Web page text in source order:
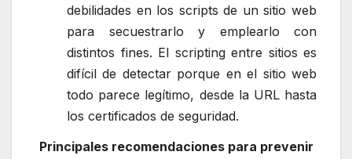
debilidades en los scripts de un sitio web
para secuestrarlo y emplearlo con
distintos fines. El scripting entre sitios es
difícil de detectar porque en el sitio web
todo parece legítimo, desde la URL hasta
los certificados de seguridad.
Principales recomendaciones para prevenir